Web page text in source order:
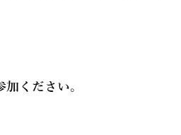
ください。